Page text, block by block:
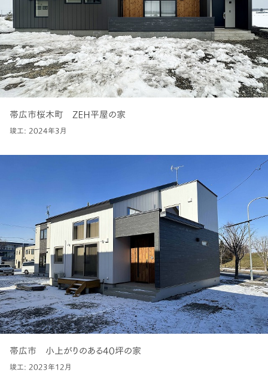
帯広市桜木町 ZEH平屋の家
竣工: 2024年3月
帯広市 小上がりのある40坪の家
竣工: 2023年12月